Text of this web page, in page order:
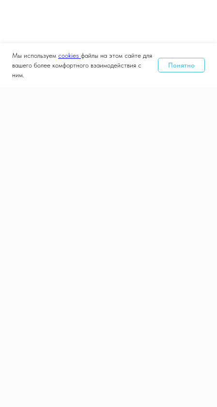
Мы используем cookies файлы на этом сайте для
вашего более комфортного взаимодействия с
ним.
Понятно